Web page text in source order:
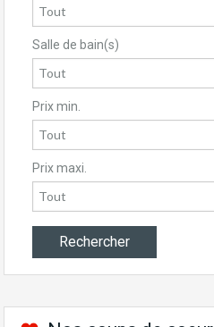
Salle de bain(s)
Prix min.
Prix maxi.